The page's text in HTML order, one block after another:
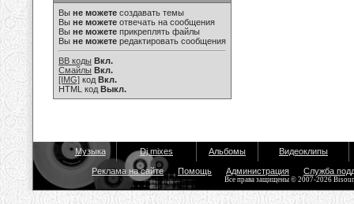
Вы не можете создавать темы
Вы не можете отвечать на сообщения
Вы не можете прикреплять файлы
Вы не можете редактировать сообщения
BB коды Вкл.
Смайлы Вкл.
[IMG] код Вкл.
HTML код Выкл.
Музыка Dj mixes Альбомы Видеоклипы
Реклама на сайте Помощь Администрация Служба
Все права защищены © 2007-2026